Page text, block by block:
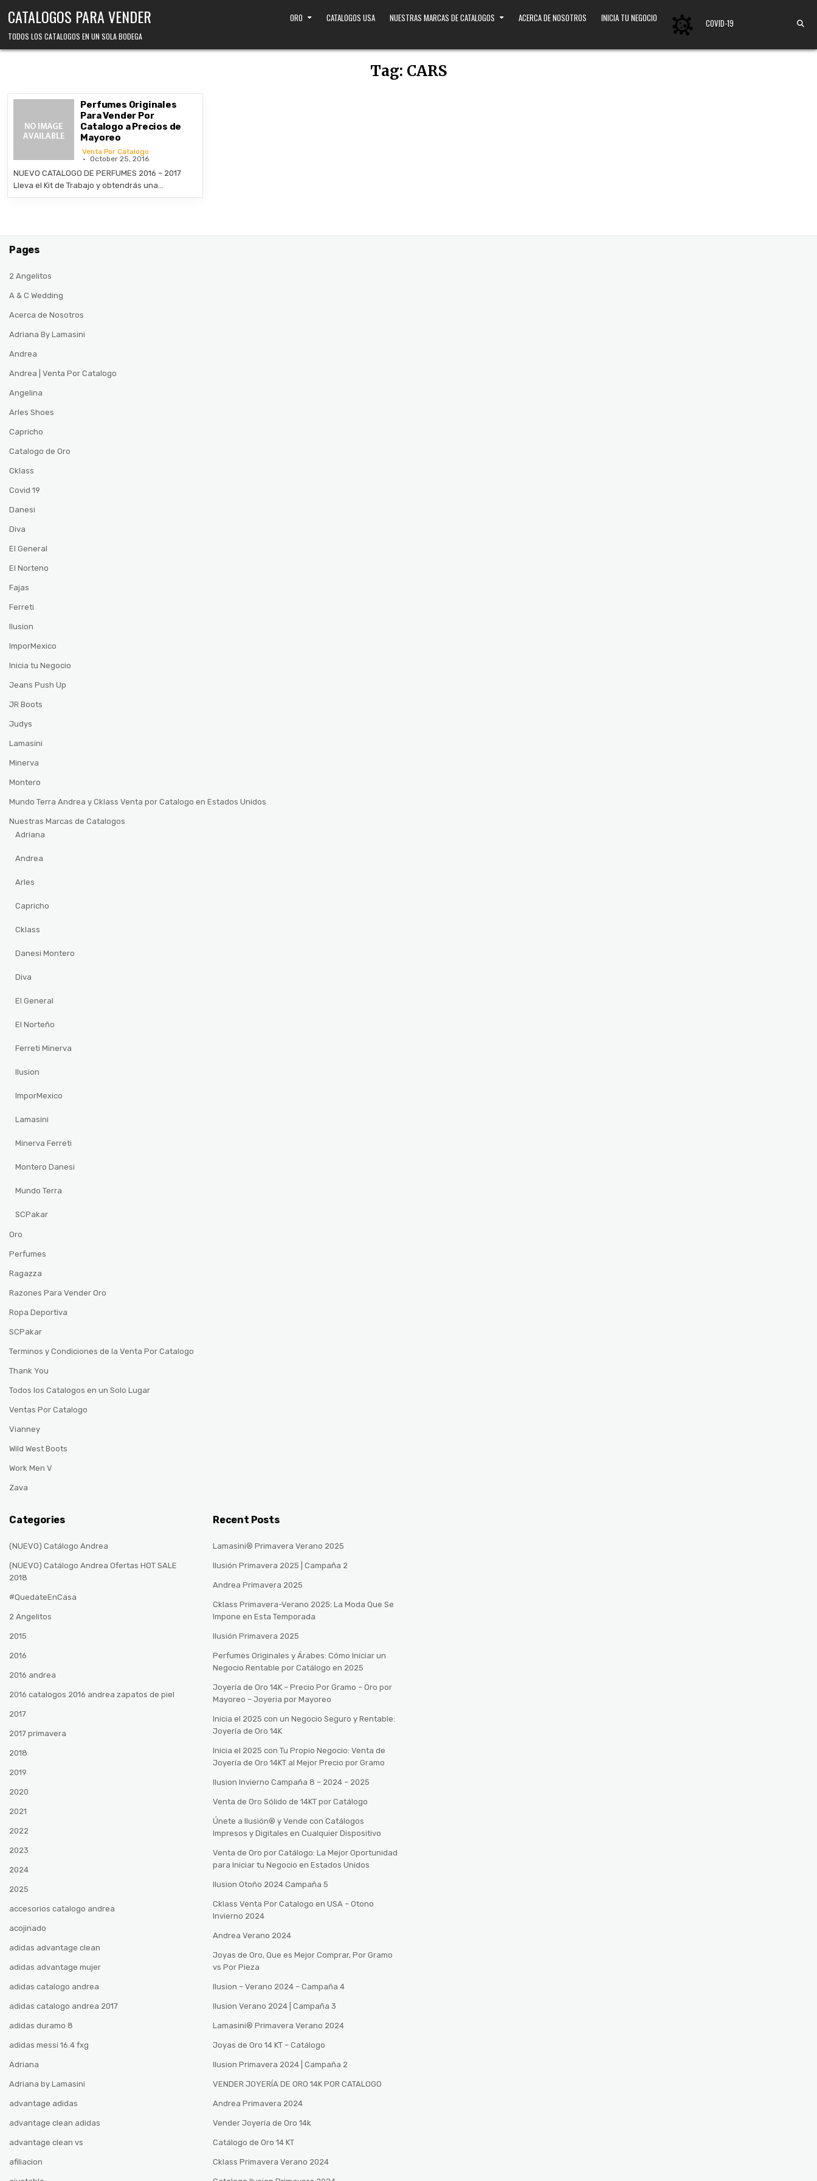
CATALOGOS PARA VENDER
TODOS LOS CATALOGOS EN UN SOLA BODEGA
ORO CATALOGOS USA NUESTRAS MARCAS DE CATALOGOS ACERCA DE NOSOTROS INICIA TU NEGOCIO COVID-19
Tag: CARS
Perfumes Originales
Para Vender Por
Catalogo a Precios de
Mayoreo
Venta Por Catalogo
October 25, 2016
NUEVO CATALOGO DE PERFUMES 2016 – 2017
Lleva el Kit de Trabajo y obtendrás una…
Pages
2 Angelitos
A & C Wedding
Acerca de Nosotros
Adriana By Lamasini
Andrea
Andrea | Venta Por Catalogo
Angelina
Arles Shoes
Capricho
Catalogo de Oro
Cklass
Covid 19
Danesi
Diva
El General
El Norteno
Fajas
Ferreti
Ilusion
ImporMexico
Inicia tu Negocio
Jeans Push Up
JR Boots
Judys
Lamasini
Minerva
Montero
Mundo Terra Andrea y Cklass Venta por Catalogo en Estados Unidos
Nuestras Marcas de Catalogos
Adriana
Andrea
Arles
Capricho
Cklass
Danesi Montero
Diva
El General
El Norteño
Ferreti Minerva
Ilusion
ImporMexico
Lamasini
Minerva Ferreti
Montero Danesi
Mundo Terra
SCPakar
Oro
Perfumes
Ragazza
Razones Para Vender Oro
Ropa Deportiva
SCPakar
Terminos y Condiciones de la Venta Por Catalogo
Thank You
Todos los Catalogos en un Solo Lugar
Ventas Por Catalogo
Vianney
Wild West Boots
Work Men V
Zava
Categories
(NUEVO) Catálogo Andrea
(NUEVO) Catálogo Andrea Ofertas HOT SALE
2018
#QuedateEnCasa
2 Angelitos
2015
2016
2016 andrea
2016 catalogos 2016 andrea zapatos de piel
2017
2017 primavera
2018
2019
2020
2021
2022
2023
2024
2025
accesorios catalogo andrea
acojinado
adidas advantage clean
adidas advantage mujer
adidas catalogo andrea
adidas catalogo andrea 2017
adidas duramo 8
adidas messi 16.4 fxg
Adriana
Adriana by Lamasini
advantage adidas
advantage clean adidas
advantage clean vs
afiliacion
Recent Posts
Lamasini® Primavera Verano 2025
Ilusión Primavera 2025 | Campaña 2
Andrea Primavera 2025
Cklass Primavera-Verano 2025: La Moda Que Se
Impone en Esta Temporada
Ilusión Primavera 2025
Perfumes Originales y Árabes: Cómo Iniciar un
Negocio Rentable por Catálogo en 2025
Joyería de Oro 14K – Precio Por Gramo – Oro por
Mayoreo – Joyeria por Mayoreo
Inicia el 2025 con un Negocio Seguro y Rentable:
Joyería de Oro 14K
Inicia el 2025 con Tu Propio Negocio: Venta de
Joyería de Oro 14KT al Mejor Precio por Gramo
Ilusion Invierno Campaña 8 – 2024 – 2025
Venta de Oro Sólido de 14KT por Catálogo
Únete a Ilusión® y Vende con Catálogos
Impresos y Digitales en Cualquier Dispositivo
Venta de Oro por Catálogo: La Mejor Oportunidad
para Iniciar tu Negocio en Estados Unidos
Ilusion Otoño 2024 Campaña 5
Cklass Venta Por Catalogo en USA – Otono
Invierno 2024
Andrea Verano 2024
Joyas de Oro, Que es Mejor Comprar, Por Gramo
vs Por Pieza
Ilusion – Verano 2024 – Campaña 4
Ilusion Verano 2024 | Campaña 3
Lamasini®️ Primavera Verano 2024
Joyas de Oro 14 KT – Catálogo
Ilusion Primavera 2024 | Campaña 2
VENDER JOYERÍA DE ORO 14K POR CATALOGO
Andrea Primavera 2024
Vender Joyería de Oro 14k
Catálogo de Oro 14 KT
Cklass Primavera Verano 2024